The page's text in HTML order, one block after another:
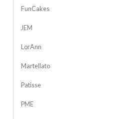
FunCakes
JEM
LorAnn
Martellato
Patisse
PME